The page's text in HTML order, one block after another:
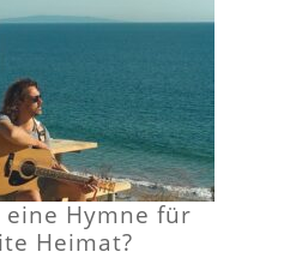
eine Hymne für
Heimat?